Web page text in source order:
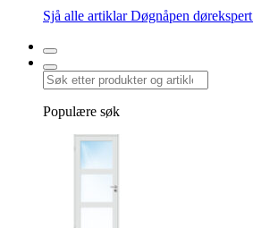
Sjå alle artiklarDøgnåpen dørekspert
Populære søk